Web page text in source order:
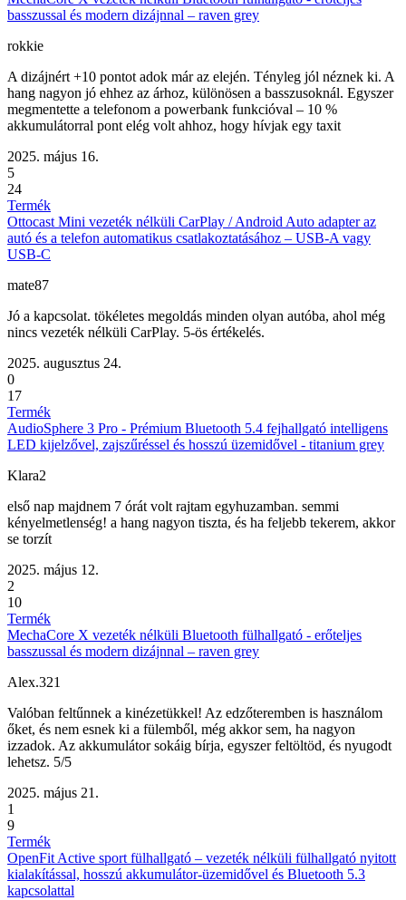
basszussal és modern dizájnnal – raven grey
rokkie
A dizájnért +10 pontot adok már az elején. Tényleg jól néznek ki. A
hang nagyon jó ehhez az árhoz, különösen a basszusoknál. Egyszer
megmentette a telefonom a powerbank funkcióval – 10 %
akkumulátorral pont elég volt ahhoz, hogy hívjak egy taxit
2025. május 16.
5
24
Termék
Ottocast Mini vezeték nélküli CarPlay / Android Auto adapter az
autó és a telefon automatikus csatlakoztatásához – USB-A vagy
USB-C
mate87
Jó a kapcsolat. tökéletes megoldás minden olyan autóba, ahol még
nincs vezeték nélküli CarPlay. 5-ös értékelés.
2025. augusztus 24.
0
17
Termék
AudioSphere 3 Pro - Prémium Bluetooth 5.4 fejhallgató intelligens
LED kijelzővel, zajszűréssel és hosszú üzemidővel - titanium grey
Klara2
első nap majdnem 7 órát volt rajtam egyhuzamban. semmi
kényelmetlenség! a hang nagyon tiszta, és ha feljebb tekerem, akkor
se torzít
2025. május 12.
2
10
Termék
MechaCore X vezeték nélküli Bluetooth fülhallgató - erőteljes
basszussal és modern dizájnnal – raven grey
Alex.321
Valóban feltűnnek a kinézetükkel! Az edzőteremben is használom
őket, és nem esnek ki a fülemből, még akkor sem, ha nagyon
izzadok. Az akkumulátor sokáig bírja, egyszer feltöltöd, és nyugodt
lehetsz. 5/5
2025. május 21.
1
9
Termék
OpenFit Active sport fülhallgató – vezeték nélküli fülhallgató nyitott
kialakítással, hosszú akkumulátor-üzemidővel és Bluetooth 5.3
kapcsolattal